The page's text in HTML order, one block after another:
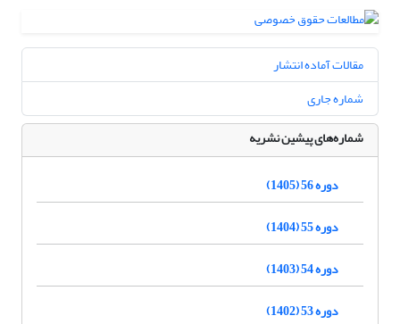
مقالات آماده انتشار
شماره جاری
شماره‌های پیشین نشریه
دوره 56 (1405)
دوره 55 (1404)
دوره 54 (1403)
دوره 53 (1402)